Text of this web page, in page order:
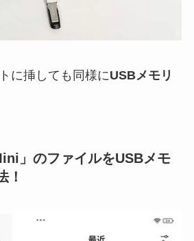
に挿しても同様にUSBメモリ
」のファイルをUSBメモ
！